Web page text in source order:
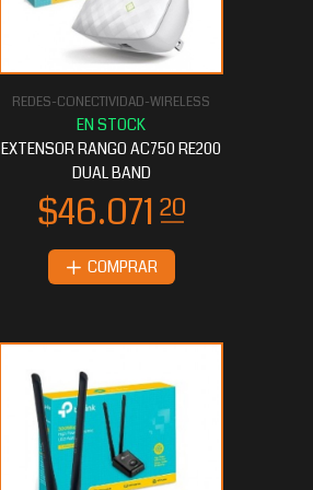
REDES-CONECTIVIDAD-WIRELESS
EXTENSOR RANGO AC750 RE200
DUAL BAND
COMPRAR